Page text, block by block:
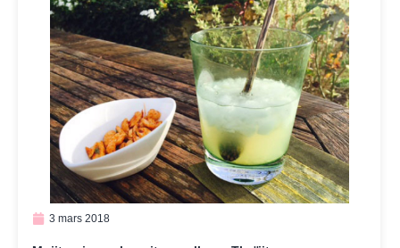
3 mars 2018